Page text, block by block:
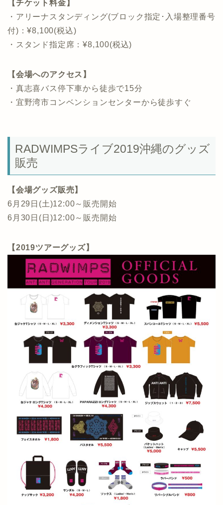
【チケット料金】
・アリーナスタンディング(ブロック指定･入場整理番号
付)：¥8,100(税込)
・スタンド指定席：¥8,100(税込)
【会場へのアクセス】
・真志喜バス停下車から徒歩で15分
・宜野湾市コンベンションセンターから徒歩すぐ
RADWIMPSライブ2019沖縄のグッズ
販売
【会場グッズ販売】
6月29日(土)12:00～販売開始
6月30日(日)12:00～販売開始
【2019ツアーグッズ】